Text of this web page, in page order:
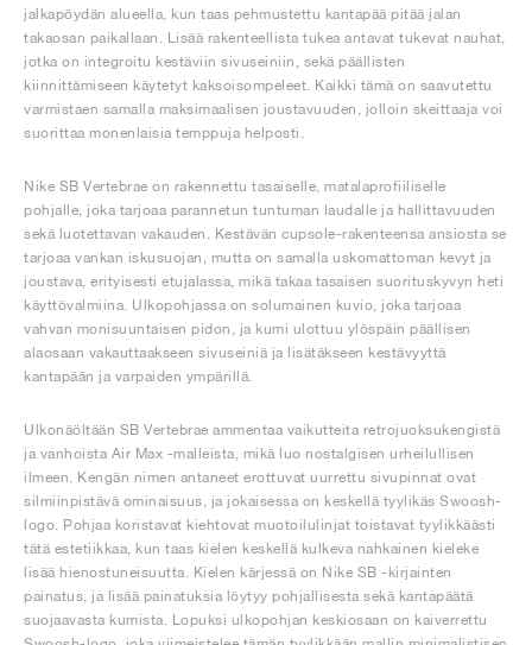
jalkapöydän alueella, kun taas pehmustettu kantapää pitää jalan
takaosan paikallaan. Lisää rakenteellista tukea antavat tukevat nauhat,
jotka on integroitu kestäviin sivuseiniin, sekä päällisten
kiinnittämiseen käytetyt kaksoisompeleet. Kaikki tämä on saavutettu
varmistaen samalla maksimaalisen joustavuuden, jolloin skeittaaja voi
suorittaa monenlaisia temppuja helposti.
Nike SB Vertebrae on rakennettu tasaiselle, matalaprofiiliselle
pohjalle, joka tarjoaa parannetun tuntuman laudalle ja hallittavuuden
sekä luotettavan vakauden. Kestävän cupsole-rakenteensa ansiosta se
tarjoaa vankan iskusuojan, mutta on samalla uskomattoman kevyt ja
joustava, erityisesti etujalassa, mikä takaa tasaisen suorituskyvyn heti
käyttövalmiina. Ulkopohjassa on solumainen kuvio, joka tarjoaa
vahvan monisuuntaisen pidon, ja kumi ulottuu ylöspäin päällisen
alaosaan vakauttaakseen sivuseiniä ja lisätäkseen kestävyyttä
kantapään ja varpaiden ympärillä.
Ulkonäöltään SB Vertebrae ammentaa vaikutteita retrojuoksukengistä
ja vanhoista Air Max -malleista, mikä luo nostalgisen urheilullisen
ilmeen. Kengän nimen antaneet erottuvat uurrettu sivupinnat ovat
silmiinpistävä ominaisuus, ja jokaisessa on keskellä tyylikäs Swoosh-
logo. Pohjaa koristavat kiehtovat muotoilulinjat toistavat tyylikkäästi
tätä estetiikkaa, kun taas kielen keskellä kulkeva nahkainen kieleke
lisää hienostuneisuutta. Kielen kärjessä on Nike SB -kirjainten
painatus, ja lisää painatuksia löytyy pohjallisesta sekä kantapäätä
suojaavasta kumista. Lopuksi ulkopohjan keskiosaan on kaiverrettu